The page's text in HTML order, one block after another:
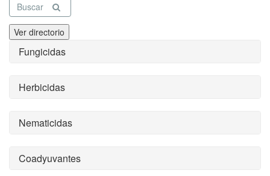
Buscar
Ver directorio
Fungicidas
Herbicidas
Nematicidas
Coadyuvantes